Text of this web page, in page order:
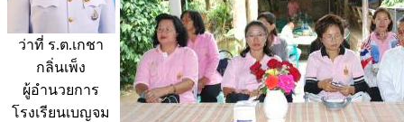
ว่าที่ ร.ต.เกชา
กลิ่นเพ็ง
ผู้อำนวยการ
โรงเรียนเบญจม